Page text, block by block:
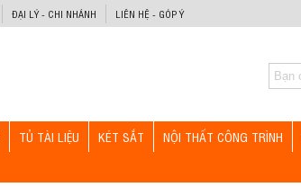
ĐẠI LÝ - CHI NHÁNH LIÊN HỆ - GÓP Ý
TỦ TÀI LIỆU KÉT SẮT NỘI THẤT CÔNG TRÌNH